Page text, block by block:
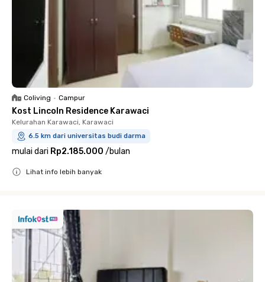
Coliving • Campur
Kost Lincoln Residence Karawaci
Kelurahan Karawaci, Karawaci
6.5 km dari universitas budi darma
mulai dari Rp2.185.000 /bulan
Lihat info lebih banyak